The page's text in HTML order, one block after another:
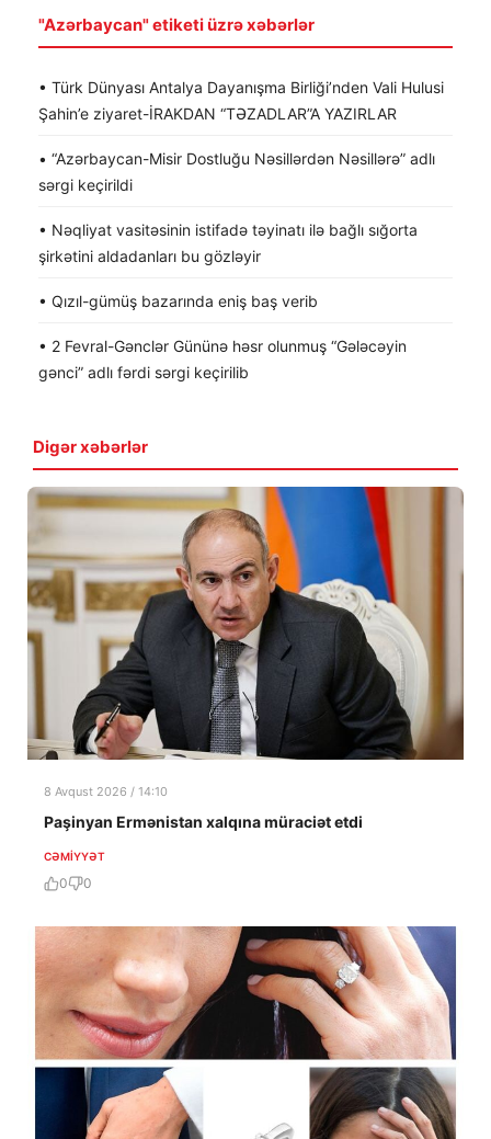
"Azərbaycan" etiketi üzrə xəbərlər
• Türk Dünyası Antalya Dayanışma Birliği’nden Vali Hulusi
Şahin’e ziyaret-İRAKDAN “TƏZADLAR”A YAZIRLAR
• “Azərbaycan-Misir Dostluğu Nəsillərdən Nəsillərə” adlı
sərgi keçirildi
• Nəqliyat vasitəsinin istifadə təyinatı ilə bağlı sığorta
şirkətini aldadanları bu gözləyir
• Qızıl-gümüş bazarında eniş baş verib
• 2 Fevral-Gənclər Gününə həsr olunmuş “Gələcəyin
gənci” adlı fərdi sərgi keçirilib
Digər xəbərlər
8 Avqust 2026 / 14:10
Paşinyan Ermənistan xalqına müraciət etdi
CƏMIYYƏT
0 0